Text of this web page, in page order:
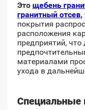
Это щебень
гранитный отсев,
покрытия
расположения
предприятий,
материалами
ухода в
Специальные